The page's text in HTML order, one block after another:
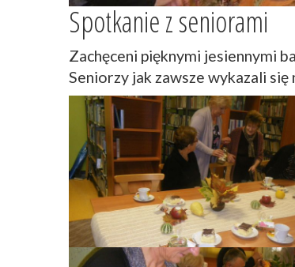
Spotkanie z seniorami
Zachęceni pięknymi jesiennymi
Seniorzy jak zawsze wykazali